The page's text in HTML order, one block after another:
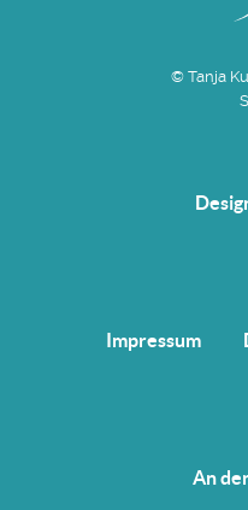
© Tanja
Impressum
An